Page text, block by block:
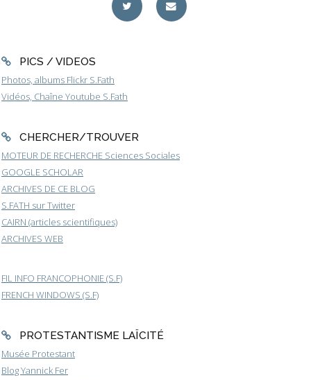
PICS / VIDEOS
Photos, albums Flickr S.Fath
Vidéos, Chaîne Youtube S.Fath
CHERCHER/TROUVER
MOTEUR DE RECHERCHE Sciences Sociales
GOOGLE SCHOLAR
ARCHIVES DE CE BLOG
S.FATH sur Twitter
CAIRN (articles scientifiques)
ARCHIVES WEB
FIL INFO FRANCOPHONIE (S.F)
FRENCH WINDOWS (S.F)
PROTESTANTISME LAÏCITÉ
Musée Protestant
Blog Yannick Fer